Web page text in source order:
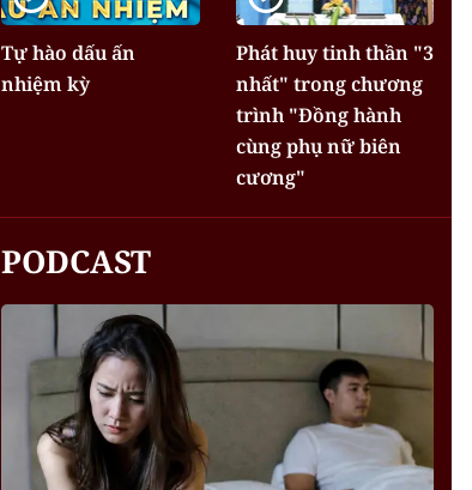
Tự hào dấu ấn
nhiệm kỳ
Phát huy tinh thần "3
nhất" trong chương
trình "Đồng hành
cùng phụ nữ biên
cương"
PODCAST